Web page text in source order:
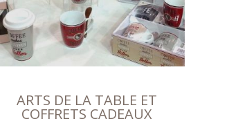
ARTS DE LA TABLE ET
COFFRETS CADEAUX